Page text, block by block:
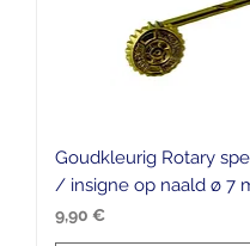
Goudkleurig Rotary
/ insigne op naald ø 7
Preis
9,90 €